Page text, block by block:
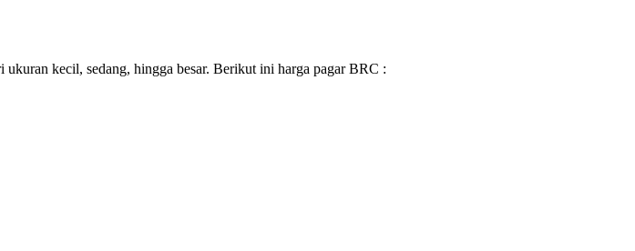
kecil, sedang, hingga besar. Berikut ini harga pagar BRC :